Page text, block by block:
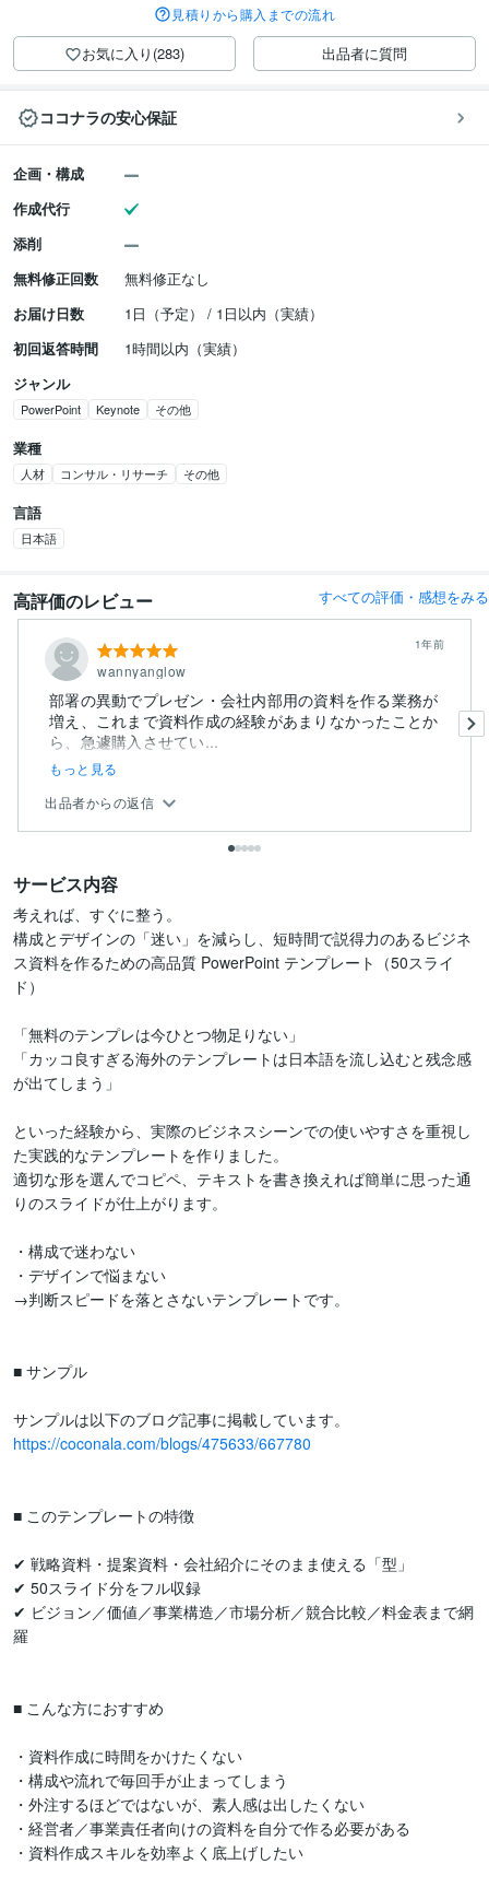
見積りから購入までの流れ
お気に入り(283) 出品者に質問
ココナラの安心保証
企画・構成
作成代行
添削
無料修正回数
無料修正なし
お届け日数
1日（予定） / 1日以内（実績）
初回返答時間
1時間以内（実績）
ジャンル
PowerPoint Keynote その他
業種
人材 コンサル・リサーチ その他
言語
日本語
高評価のレビュー すべての評価・感想をみる
wannyanglow
1年前
部署の異動でプレゼン・会社内部用の資料を作る業務が
増え、これまで資料作成の経験があまりなかったことか
ら、急遽購入させてい...
もっと見る
出品者からの返信
サービス内容
考えれば、すぐに整う。
構成とデザインの「迷い」を減らし、短時間で説得力のあるビジネ
ス資料を作るための高品質 PowerPoint テンプレート（50スライ
ド）
「無料のテンプレは今ひとつ物足りない」
「カッコ良すぎる海外のテンプレートは日本語を流し込むと残念感
が出てしまう」
といった経験から、実際のビジネスシーンでの使いやすさを重視し
た実践的なテンプレートを作りました。
適切な形を選んでコピペ、テキストを書き換えれば簡単に思った通
りのスライドが仕上がります。
・構成で迷わない
・デザインで悩まない
→判断スピードを落とさないテンプレートです。
■ サンプル
https://coconala.com/blogs/475633/667780
■ このテンプレートの特徴
✔ 戦略資料・提案資料・会社紹介にそのまま使える「型」
✔ 50スライド分をフル収録
✔ ビジョン／価値／事業構造／市場分析／競合比較／料金表まで網
羅
■ こんな方におすすめ
・資料作成に時間をかけたくない
・構成や流れで毎回手が止まってしまう
・外注するほどではないが、素人感は出したくない
・経営者／事業責任者向けの資料を自分で作る必要がある
・資料作成スキルを効率よく底上げしたい